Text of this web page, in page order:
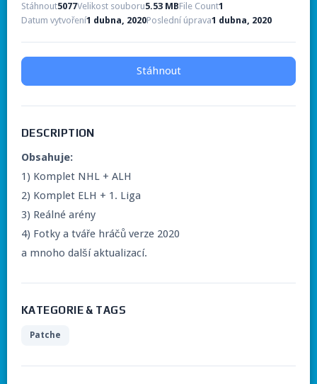
Stáhnout5077Velikost souboru5.53 MBFile Count1
Datum vytvoření1 dubna, 2020Poslední úprava1 dubna, 2020
Stáhnout
DESCRIPTION
Obsahuje:
1) Komplet NHL + ALH
2) Komplet ELH + 1. Liga
3) Reálné arény
4) Fotky a tváře hráčů verze 2020
a mnoho další aktualizací.
KATEGORIE & TAGS
Patche